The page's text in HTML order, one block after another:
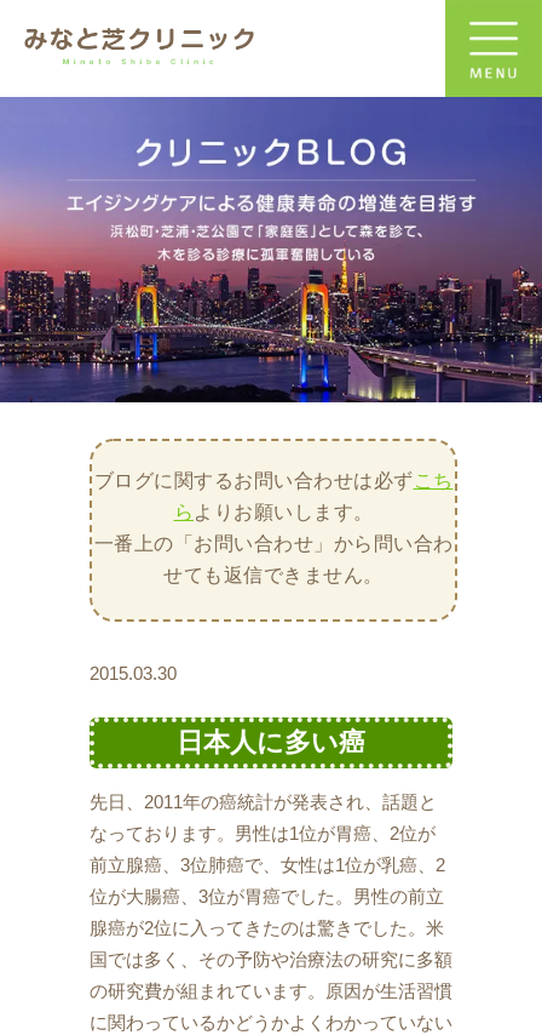
ブログに関するお問い合わせは必ずこち
ら よりお願いします。
一番上の「お問い合わせ」から問い合わ
せても返信できません。
2015.03.30
日本人に多い癌
先日、2011年の癌統計が発表され、話題と
なっております。男性は1位が胃癌、2位が
前立腺癌、3位肺癌で、女性は1位が乳癌、2
位が大腸癌、3位が胃癌でした。男性の前立
腺癌が2位に入ってきたのは驚きでした。米
国では多く、その予防や治療法の研究に多額
の研究費が組まれています。原因が生活習慣
に関わっているかどうかよくわかっていない